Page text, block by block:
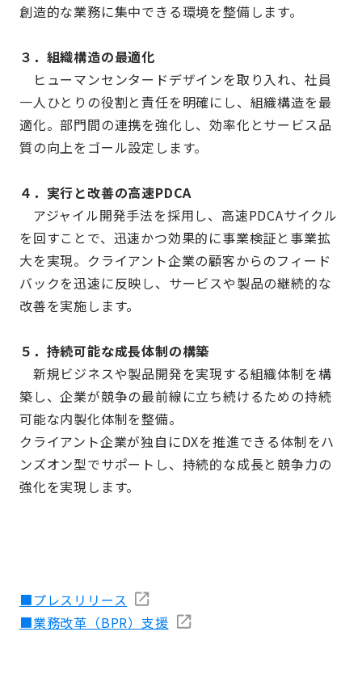
創造的な業務に集中できる環境を整備します。
３．組織構造の最適化
ヒューマンセンタードデザインを取り入れ、社員
一人ひとりの役割と責任を明確にし、組織構造を最
適化。部門間の連携を強化し、効率化とサービス品
質の向上をゴール設定します。
４．実行と改善の高速PDCA
アジャイル開発手法を採用し、高速PDCAサイクル
を回すことで、迅速かつ効果的に事業検証と事業拡
大を実現。クライアント企業の顧客からのフィード
バックを迅速に反映し、サービスや製品の継続的な
改善を実施します。
５．持続可能な成長体制の構築
新規ビジネスや製品開発を実現する組織体制を構
築し、企業が競争の最前線に立ち続けるための持続
可能な内製化体制を整備。
クライアント企業が独自にDXを推進できる体制をハ
ンズオン型でサポートし、持続的な成長と競争力の
強化を実現します。
■プレスリリース
■業務改革（BPR）支援